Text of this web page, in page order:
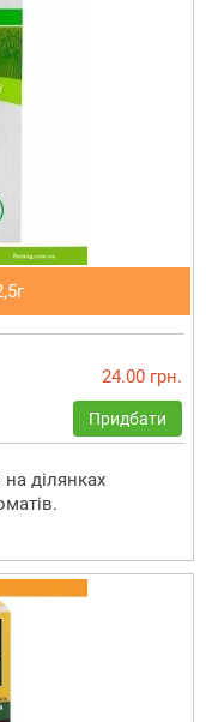
24.00 грн.
Придбати
на ділянках